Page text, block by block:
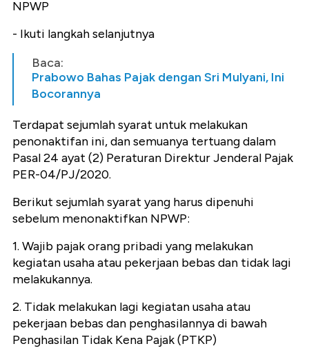
NPWP
- Ikuti langkah selanjutnya
Baca:
Prabowo Bahas Pajak dengan Sri Mulyani, Ini
Bocorannya
Terdapat sejumlah syarat untuk melakukan
penonaktifan ini, dan semuanya tertuang dalam
Pasal 24 ayat (2) Peraturan Direktur Jenderal Pajak
PER-04/PJ/2020.
Berikut sejumlah syarat yang harus dipenuhi
sebelum menonaktifkan NPWP:
1. Wajib pajak orang pribadi yang melakukan
kegiatan usaha atau pekerjaan bebas dan tidak lagi
melakukannya.
2. Tidak melakukan lagi kegiatan usaha atau
pekerjaan bebas dan penghasilannya di bawah
Penghasilan Tidak Kena Pajak (PTKP)